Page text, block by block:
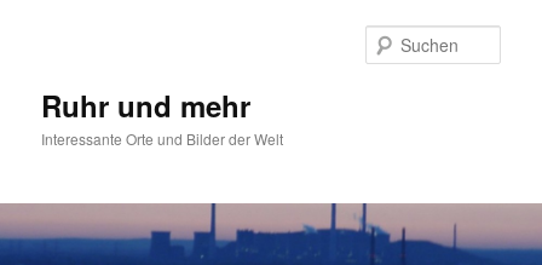
Ruhr und mehr
Interessante Orte und Bilder der Welt